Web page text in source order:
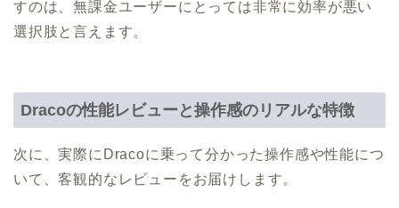
すのは、無課金ユーザーにとっては非常に効率が悪い
選択肢と言えます。
Dracoの性能レビューと操作感のリアルな特徴
次に、実際にDracoに乗って分かった操作感や性能につ
いて、客観的なレビューをお届けします。